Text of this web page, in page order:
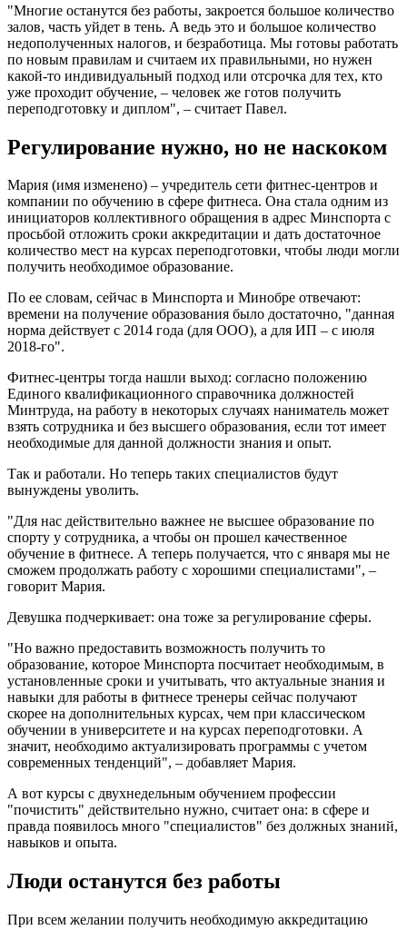
"Многие останутся без работы, закроется большое количество
залов, часть уйдет в тень. А ведь это и большое количество
недополученных налогов, и безработица. Мы готовы работать
по новым правилам и считаем их правильными, но нужен
какой-то индивидуальный подход или отсрочка для тех, кто
уже проходит обучение, – человек же готов получить
переподготовку и диплом", – считает Павел.
Регулирование нужно, но не наскоком
Мария (имя изменено) – учредитель сети фитнес-центров и
компании по обучению в сфере фитнеса. Она стала одним из
инициаторов коллективного обращения в адрес Минспорта с
просьбой отложить сроки аккредитации и дать достаточное
количество мест на курсах переподготовки, чтобы люди могли
получить необходимое образование.
По ее словам, сейчас в Минспорта и Минобре отвечают:
времени на получение образования было достаточно, "данная
норма действует с 2014 года (для ООО), а для ИП – с июля
2018-го".
Фитнес-центры тогда нашли выход: согласно положению
Единого квалификационного справочника должностей
Минтруда, на работу в некоторых случаях наниматель может
взять сотрудника и без высшего образования, если тот имеет
необходимые для данной должности знания и опыт.
Так и работали. Но теперь таких специалистов будут
вынуждены уволить.
"Для нас действительно важнее не высшее образование по
спорту у сотрудника, а чтобы он прошел качественное
обучение в фитнесе. А теперь получается, что с января мы не
сможем продолжать работу с хорошими специалистами", –
говорит Мария.
Девушка подчеркивает: она тоже за регулирование сферы.
"Но важно предоставить возможность получить то
образование, которое Минспорта посчитает необходимым, в
установленные сроки и учитывать, что актуальные знания и
навыки для работы в фитнесе тренеры сейчас получают
скорее на дополнительных курсах, чем при классическом
обучении в университете и на курсах переподготовки. А
значит, необходимо актуализировать программы с учетом
современных тенденций", – добавляет Мария.
А вот курсы с двухнедельным обучением профессии
"почистить" действительно нужно, считает она: в сфере и
правда появилось много "специалистов" без должных знаний,
навыков и опыта.
Люди останутся без работы
При всем желании получить необходимую аккредитацию